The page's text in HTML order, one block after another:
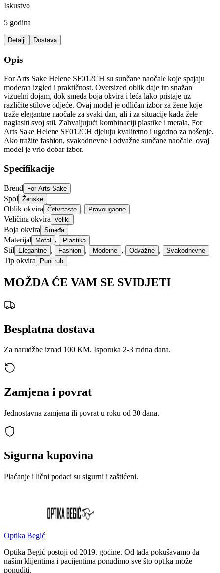
Iskustvo
5 godina
Detalji Dostava
Opis
For Arts Sake Helene SF012CH su sunčane naočale koje spajaju
moderan izgled i praktičnost. Oversized oblik daje im snažan
vizuelni dojam, dok smeđa boja okvira i leća lako pristaje uz
različite stilove odjeće. Ovaj model je odličan izbor za žene koje
traže elegantne naočale za svaki dan, ali i za situacije kada žele
naglasiti svoj stil. Zahvaljujući kombinaciji plastike i metala, For
Arts Sake Helene SF012CH djeluju kvalitetno i ugodno za nošenje.
Ako tražite fashion, svakodnevne i odvažne sunčane naočale, ovaj
model je vrlo dobar izbor.
Specifikacije
Brend For Arts Sake
Spol Ženske
Oblik okvira Četvrtaste , Pravougaone
Veličina okvira Veliki
Boja okvira Smeđa
Materijal Metal , Plastika
Stil Elegantne , Fashion , Moderne , Odvažne , Svakodnevne
Tip okvira Puni rub
MOŽDA ĆE VAM SE SVIDJETI
Besplatna dostava
Za narudžbe iznad 100 KM. Isporuka 2-3 radna dana.
Zamjena i povrat
Jednostavna zamjena ili povrat u roku od 30 dana.
Sigurna kupovina
Plaćanje i lični podaci su sigurni i zaštićeni.
Optika Begić
Optika Begić postoji od 2019. godine. Od tada pokušavamo da
našim klijentima i pacijentima ponudimo sve što optika može
ponuditi.